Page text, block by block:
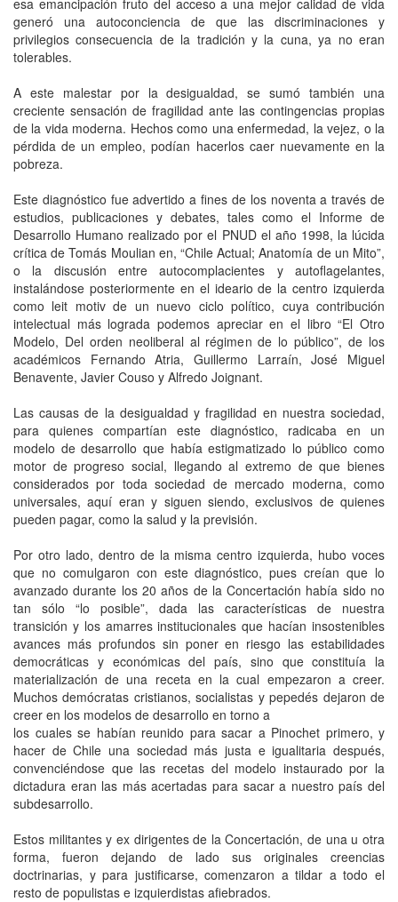
generó una autoconciencia de que las discriminaciones y
privilegios consecuencia de la tradición y la cuna, ya no eran
tolerables.
A este malestar por la desigualdad, se sumó también una
creciente sensación de fragilidad ante las contingencias propias
de la vida moderna. Hechos como una enfermedad, la vejez, o la
pérdida de un empleo, podían hacerlos caer nuevamente en la
pobreza.
Este diagnóstico fue advertido a fines de los noventa a través de
estudios, publicaciones y debates, tales como el Informe de
Desarrollo Humano realizado por el PNUD el año 1998, la lúcida
crítica de Tomás Moulian en, “Chile Actual; Anatomía de un Mito”,
o la discusión entre autocomplacientes y autoflagelantes,
instalándose posteriormente en el ideario de la centro izquierda
como leit motiv de un nuevo ciclo político, cuya contribución
intelectual más lograda podemos apreciar en el libro “El Otro
Modelo, Del orden neoliberal al régimen de lo público”, de los
académicos Fernando Atria, Guillermo Larraín, José Miguel
Benavente, Javier Couso y Alfredo Joignant.
Las causas de la desigualdad y fragilidad en nuestra sociedad,
para quienes compartían este diagnóstico, radicaba en un
modelo de desarrollo que había estigmatizado lo público como
motor de progreso social, llegando al extremo de que bienes
considerados por toda sociedad de mercado moderna, como
universales, aquí eran y siguen siendo, exclusivos de quienes
pueden pagar, como la salud y la previsión.
Por otro lado, dentro de la misma centro izquierda, hubo voces
que no comulgaron con este diagnóstico, pues creían que lo
avanzado durante los 20 años de la Concertación había sido no
tan sólo “lo posible”, dada las características de nuestra
transición y los amarres institucionales que hacían insostenibles
avances más profundos sin poner en riesgo las estabilidades
democráticas y económicas del país, sino que constituía la
materialización de una receta en la cual empezaron a creer.
Muchos demócratas cristianos, socialistas y pepedés dejaron de
creer en los modelos de desarrollo en torno a
los cuales se habían reunido para sacar a Pinochet primero, y
hacer de Chile una sociedad más justa e igualitaria después,
convenciéndose que las recetas del modelo instaurado por la
dictadura eran las más acertadas para sacar a nuestro país del
subdesarrollo.
Estos militantes y ex dirigentes de la Concertación, de una u otra
forma, fueron dejando de lado sus originales creencias
doctrinarias, y para justificarse, comenzaron a tildar a todo el
resto de populistas e izquierdistas afiebrados.